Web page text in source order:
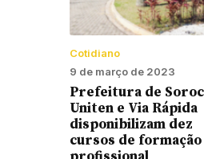
Cotidiano
9 de março de 2023
Prefeitura de
Uniten e Via Rápida
disponibilizam dez
cursos de formação